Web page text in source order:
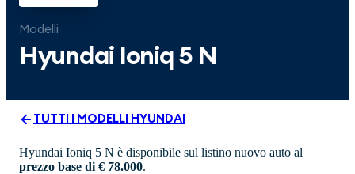
Modelli
Hyundai Ioniq 5 N
TUTTI I MODELLI HYUNDAI
Hyundai Ioniq 5 N è disponibile sul listino nuovo auto al
prezzo base di € 78.000.